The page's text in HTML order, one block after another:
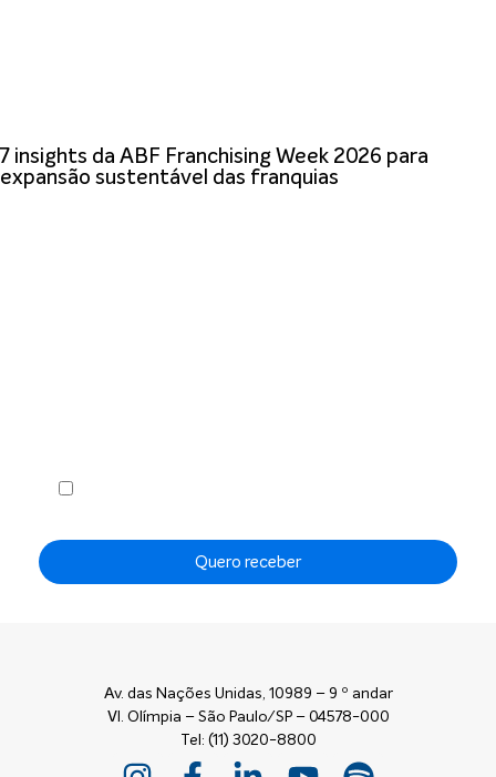
7 insights da ABF Franchising Week 2026 para
expansão sustentável das franquias
Quero receber
Av. das Nações Unidas, 10989 – 9 º andar
Vl. Olímpia – São Paulo/SP – 04578-000
Tel: (11) 3020-8800